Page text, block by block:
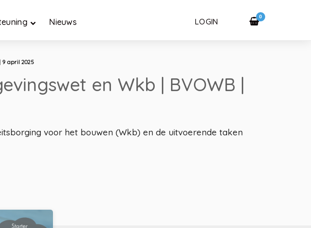
Nieuws LOGIN
0
9 april 2025
en Wkb | BVOWB |
voor het bouwen (Wkb) en de uitvoerende taken